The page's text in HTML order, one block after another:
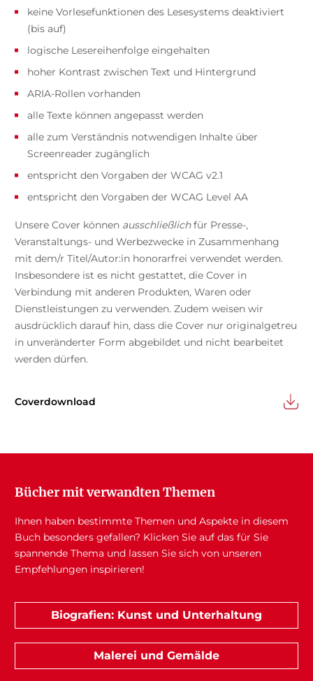
keine Vorlesefunktionen des Lesesystems deaktiviert
(bis auf)
logische Lesereihenfolge eingehalten
hoher Kontrast zwischen Text und Hintergrund
ARIA-Rollen vorhanden
alle Texte können angepasst werden
alle zum Verständnis notwendigen Inhalte über
Screenreader zugänglich
entspricht den Vorgaben der WCAG v2.1
entspricht den Vorgaben der WCAG Level AA
Unsere Cover können ausschließlichfür Presse-,
Veranstaltungs- und Werbezwecke in Zusammenhang
mit dem/r Titel/Autor:in honorarfrei verwendet werden.
Insbesondere ist es nicht gestattet, die Cover in
Verbindung mit anderen Produkten, Waren oder
Dienstleistungen zu verwenden. Zudem weisen wir
ausdrücklich darauf hin, dass die Cover nur originalgetreu
in unveränderter Form abgebildet und nicht bearbeitet
werden dürfen.
Coverdownload
Bücher mit verwandten Themen
Ihnen haben bestimmte Themen und Aspekte in diesem
Buch besonders gefallen? Klicken Sie auf das für Sie
spannende Thema und lassen Sie sich von unseren
Empfehlungen inspirieren!
Biografien: Kunst und Unterhaltung
Malerei und Gemälde